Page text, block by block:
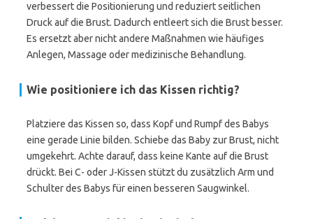
verbessert die Positionierung und reduziert seitlichen
Druck auf die Brust. Dadurch entleert sich die Brust besser.
Es ersetzt aber nicht andere Maßnahmen wie häufiges
Anlegen, Massage oder medizinische Behandlung.
Wie positioniere ich das Kissen richtig?
Platziere das Kissen so, dass Kopf und Rumpf des Babys
eine gerade Linie bilden. Schiebe das Baby zur Brust, nicht
umgekehrt. Achte darauf, dass keine Kante auf die Brust
drückt. Bei C- oder J-Kissen stützt du zusätzlich Arm und
Schulter des Babys für einen besseren Saugwinkel.